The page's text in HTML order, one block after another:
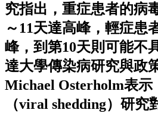
究指出，重症患者的病
～11天達高峰，輕症患
峰，到第10天則可能不
達大學傳染病研究與政
Michael Osterholm表示
（viral shedding）研究